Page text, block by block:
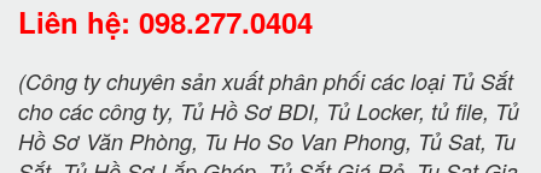
Liên hệ: 098.277.0404
(Công ty chuyên sản xuất phân phối các loại Tủ Sắt
cho các công ty, Tủ Hồ Sơ BDI, Tủ Locker, tủ file, Tủ
Hồ Sơ Văn Phòng, Tu Ho So Van Phong, Tủ Sat, Tu